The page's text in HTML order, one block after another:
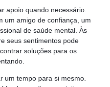
apoio quando necessário.
um amigo de confiança, um
de saúde mental. Às
seus sentimentos pode
soluções para os
um tempo para si mesmo.